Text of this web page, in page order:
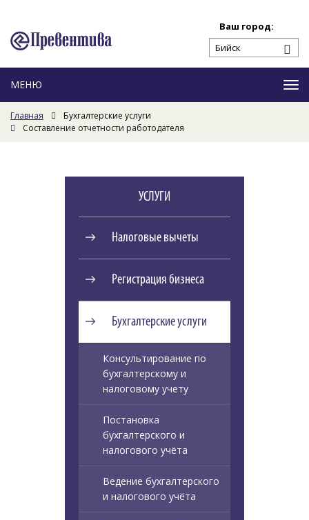
Ваш город:
Главная
Бухгалтерские услуги
Составление отчетности работодателя
УСЛУГИ
Налоговые вычеты
Регистрация бизнеса
Бухгалтерские услуги
Консультирование по
бухгалтерскому и
налоговому учету
Постановка
бухгалтерского и
налогового учёта
Ведение бухгалтерского
и налогового учёта